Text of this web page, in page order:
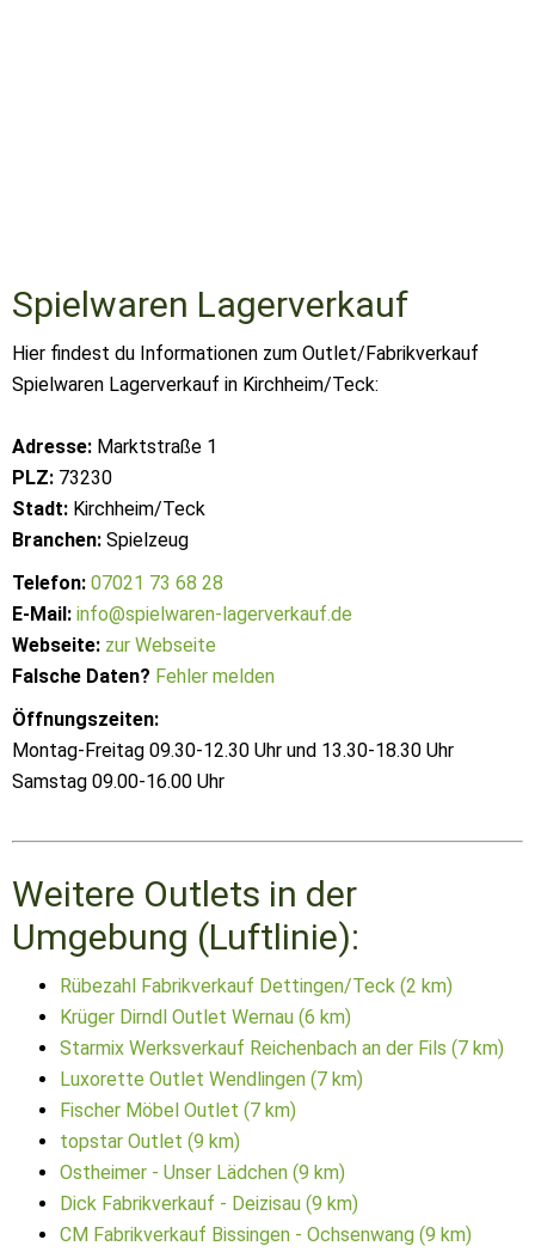
Spielwaren Lagerverkauf
Hier findest du Informationen zum Outlet/Fabrikverkauf
Spielwaren Lagerverkauf in Kirchheim/Teck:
Adresse: Marktstraße 1
PLZ: 73230
Stadt: Kirchheim/Teck
Branchen: Spielzeug
Telefon: 07021 73 68 28
E-Mail: info@spielwaren-lagerverkauf.de
Webseite: zur Webseite
Falsche Daten? Fehler melden
Öffnungszeiten:
Montag-Freitag 09.30-12.30 Uhr und 13.30-18.30 Uhr
Samstag 09.00-16.00 Uhr
Weitere Outlets in der
Umgebung (Luftlinie):
Rübezahl Fabrikverkauf Dettingen/Teck (2 km)
Krüger Dirndl Outlet Wernau (6 km)
Starmix Werksverkauf Reichenbach an der Fils (7 km)
Luxorette Outlet Wendlingen (7 km)
Fischer Möbel Outlet (7 km)
topstar Outlet (9 km)
Ostheimer - Unser Lädchen (9 km)
Dick Fabrikverkauf - Deizisau (9 km)
CM Fabrikverkauf Bissingen - Ochsenwang (9 km)